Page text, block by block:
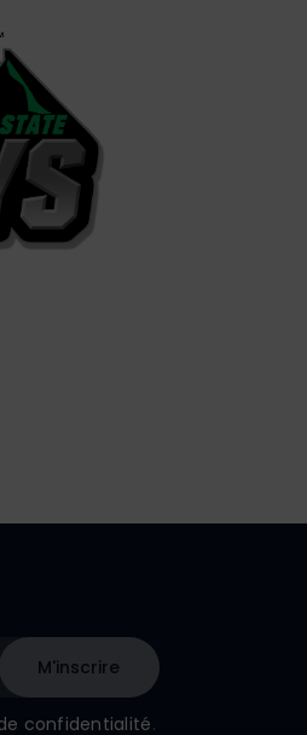
confidentialité.